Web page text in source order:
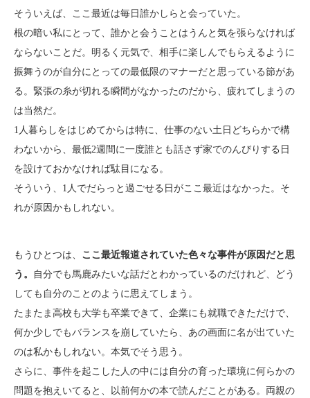
そういえば、ここ最近は毎日誰かしらと会っていた。
根の暗い私にとって、誰かと会うことはうんと気を張らなければ
ならないことだ。明るく元気で、相手に楽しんでもらえるように
振舞うのが自分にとっての最低限のマナーだと思っている節があ
る。緊張の糸が切れる瞬間がなかったのだから、疲れてしまうの
は当然だ。
1人暮らしをはじめてからは特に、仕事のない土日どちらかで構
わないから、最低2週間に一度誰とも話さず家でのんびりする日
を設けておかなければ駄目になる。
そういう、1人でだらっと過ごせる日がここ最近はなかった。そ
れが原因かもしれない。
もうひとつは、 ここ最近報道されていた色々な事件が原因だと思
う。
自分でも馬鹿みたいな話だとわかっているのだけれど、どう
しても自分のことのように思えてしまう。
たまたま高校も大学も卒業できて、企業にも就職できただけで、
何か少しでもバランスを崩していたら、あの画面に名が出ていた
のは私かもしれない。本気でそう思う。
さらに、事件を起こした人の中には自分の育った環境に何らかの
問題を抱えいてると、以前何かの本で読んだことがある。両親の